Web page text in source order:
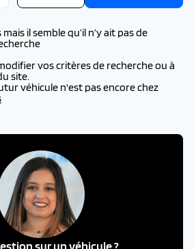
il semble qu’il n’y ait pas de
vos critères de recherche ou à
site.
véhicule n'est pas encore chez
sur un véhicule ?